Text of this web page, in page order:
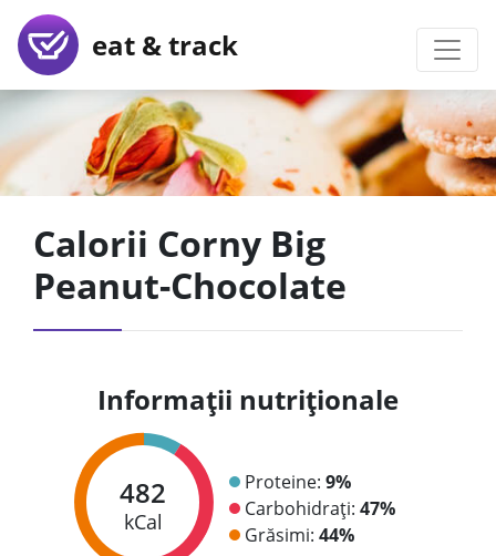
eat & track
Calorii Corny Big
Peanut-Chocolate
Informații nutriționale
482
kCal
Proteine: 9%
Carbohidrați: 47%
Grăsimi: 44%